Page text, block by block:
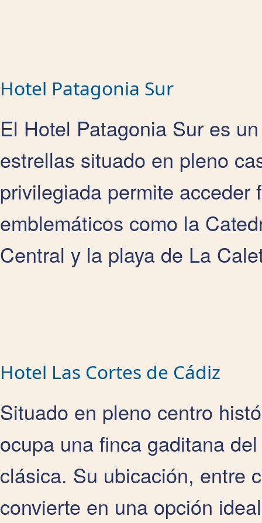
Hotel Patagonia Sur
El Hotel Patagonia Sur es
estrellas situado en pleno
privilegiada permite
emblemáticos como la
Central y la playa de La
Hotel Las Cortes de Cádiz
Situado en pleno centro
ocupa una finca gaditana
clásica. Su ubicación, entre
convierte en una opción